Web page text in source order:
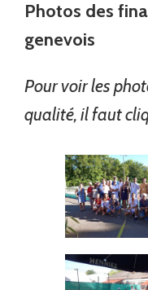
Photos des
genevois
Pour voir les
qualité, il faut